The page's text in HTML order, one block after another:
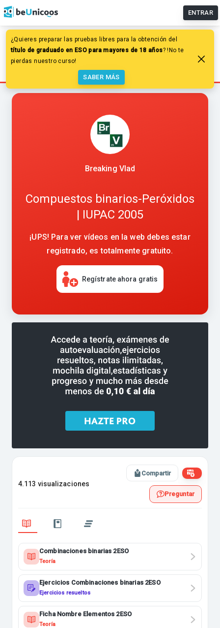
ENTRAR
¿Quieres preparar las pruebas libres para la obtención del
título de graduado en ESO para mayores de 18 años? !No te
pierdas nuestro curso!
SABER MÁS
Química
Química inorgánica
Formulación inorgánica
Compuestos binarios-Peróxidos | IUPAC 2005
Breaking Vlad
Compuestos binarios-Peróxidos
| IUPAC 2005
¡UPS! Para ver vídeos en la web debes estar
registrado, es totalmente gratuito.
Regístrate ahora gratis
4.113 visualizaciones
Compartir
Preguntar
Combinaciones binarias 2ESO
Teoría
Ejercicios Combinaciones binarias 2ESO
Ejercicios resueltos
Ficha Nombre Elementos 2ESO
Teoría